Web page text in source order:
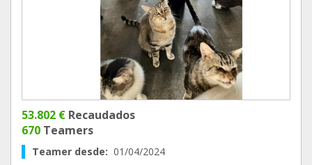
53.802 € Recaudados
670 Teamers
Teamer desde: 01/04/2024